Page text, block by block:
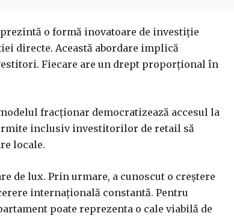
o formă inovatoare de investiție
directe. Această abordare implică
Fiecare are un drept proporțional în
fracționar democratizează accesul la
inclusiv investitorilor de retail să
locale.
de lux. Prin urmare, a cunoscut o creștere
internațională constantă. Pentru
poate reprezenta o cale viabilă de